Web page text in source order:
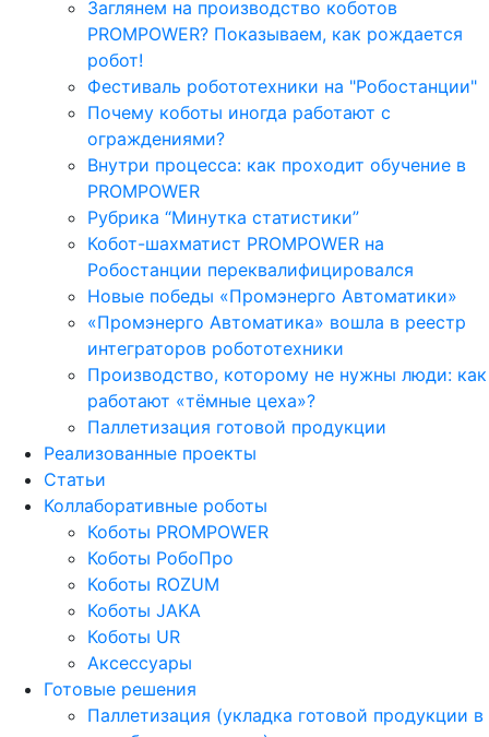
Заглянем на производство коботов
PROMPOWER? Показываем, как рождается
робот!
Фестиваль робототехники на "Робостанции"
Почему коботы иногда работают с
ограждениями?
Внутри процесса: как проходит обучение в
PROMPOWER
Рубрика “Минутка статистики”
Кобот-шахматист PROMPOWER на
Робостанции переквалифицировался
Новые победы «Промэнерго Автоматики»
«Промэнерго Автоматика» вошла в реестр
интеграторов робототехники
Производство, которому не нужны люди: как
работают «тёмные цеха»?
Паллетизация готовой продукции
Реализованные проекты
Статьи
Коллаборативные роботы
Коботы PROMPOWER
Коботы РобоПро
Коботы ROZUM
Коботы JAKA
Коботы UR
Аксессуары
Готовые решения
Паллетизация (укладка готовой продукции в